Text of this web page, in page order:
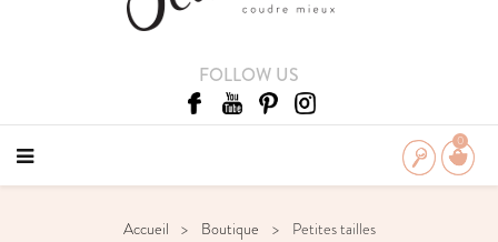
FOLLOW US
0
Accueil Boutique Petites tailles